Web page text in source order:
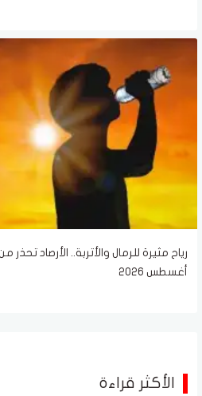
أغسطس 2026
الأكثر قراءة